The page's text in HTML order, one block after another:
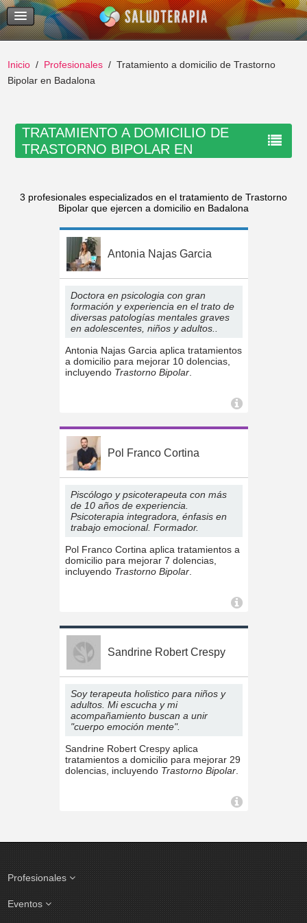
Temas Recientes
Buscar
Inicio Profesionales
Tratamiento a domicilio de Trastorno
Bipolar en Badalona
TRATAMIENTO A DOMICILIO DE
TRASTORNO BIPOLAR EN
3 profesionales especializados en el tratamiento de Trastorno
Bipolar que ejercen a domicilio en Badalona
Antonia Najas Garcia
Doctora en psicologia con gran
formación y experiencia en el trato de
diversas patologías mentales graves
en adolescentes, niños y adultos..
Antonia Najas Garcia aplica tratamientos
a domicilio para mejorar 10 dolencias,
incluyendo Trastorno Bipolar.
Pol Franco Cortina
Piscólogo y psicoterapeuta con más
de 10 años de experiencia.
Psicoterapia integradora, énfasis en
trabajo emocional. Formador.
Pol Franco Cortina aplica tratamientos a
domicilio para mejorar 7 dolencias,
incluyendo Trastorno Bipolar.
Sandrine Robert Crespy
Soy terapeuta holistico para niños y
adultos. Mi escucha y mi
acompañamiento buscan a unir
"cuerpo emoción mente".
Sandrine Robert Crespy aplica
tratamientos a domicilio para mejorar 29
dolencias, incluyendo Trastorno Bipolar.
Profesionales
Eventos